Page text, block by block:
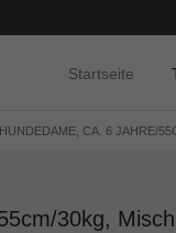
Startseite
HUNDEDAME, CA. 6 JAHRE/
30kg,